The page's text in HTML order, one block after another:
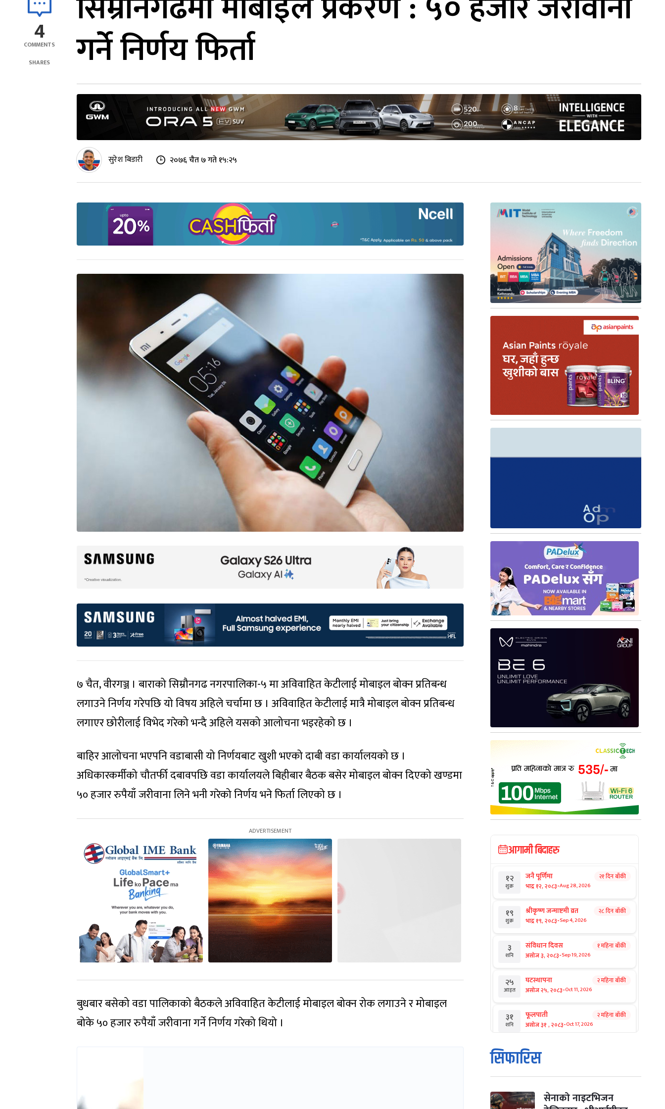
4
COMMENTS
SHARES
गर्ने निर्णय फिर्ता
सुरेश बिडारी २०७६ चैत ७ गते १५:२५
७ चैत, वीरगञ्ज । बाराको सिम्रौनगढ नगरपालिका-५ मा अविवाहित केटीलाई मोबाइल बोक्न प्रतिबन्ध
लगाउने निर्णय गरेपछि यो विषय अहिले चर्चामा छ । अविवाहित केटीलाई मात्रै मोबाइल बोक्न प्रतिबन्ध
लगाएर छोरीलाई विभेद गरेको भन्दै अहिले यसको आलोचना भइरहेको छ ।
बाहिर आलोचना भएपनि वडाबासी यो निर्णयबाट खुशी भएको दाबी वडा कार्यालयको छ ।
अधिकारकर्मीको चौतर्फी दबावपछि वडा कार्यालयले बिहीबार बैठक बसेर मोबाइल बोक्न दिएको खण्डमा
५० हजार रुपैयाँ जरीवाना लिने भनी गरेको निर्णय भने फिर्ता लिएको छ ।
बुधबार बसेको वडा पालिकाको बैठकले अविवाहित केटीलाई मोबाइल बोक्न रोक लगाउने र मोबाइल
बोके ५० हजार रुपैयाँ जरीवाना गर्ने निर्णय गरेको थियो ।
आगामी बिदाहरु
१२
शुक्र
जनै पूर्णिमा
भाद्र १२, २०८३-Aug 28, 2026
२१ दिन बाँकी
१९
शुक्र
श्रीकृष्ण जन्माष्टमी व्रत
भाद्र १९, २०८३-Sep 4, 2026
२८ दिन बाँकी
३
शनि
संविधान दिवस
असोज ३, २०८३-Sep 19, 2026
१ महिना बाँकी
२५
आइत
घटस्थापना
असोज २५, २०८३-Oct 11, 2026
२ महिना बाँकी
३१
शनि
फूलपाती
असोज ३१ , २०८३-Oct 17, 2026
२ महिना बाँकी
१
आइत
कार्तिक सङ्क्रान्ति
कार्तिक १, २०८३
मंगल कार्तिक ३, २०८३-Oct 20, 2026
सिफारिस
सेनाको नाइटभिजन